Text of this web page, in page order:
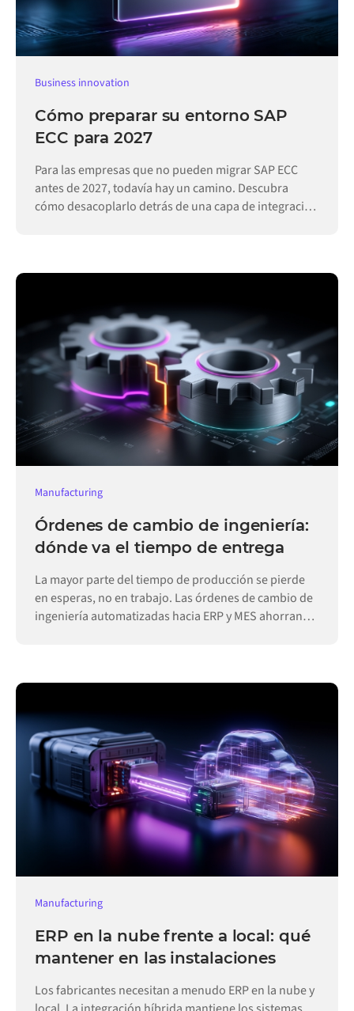
Business innovation
Cómo preparar su entorno SAP
ECC para 2027
Para las empresas que no pueden migrar SAP ECC
antes de 2027, todavía hay un camino. Descubra
cómo desacoplarlo detrás de una capa de integración
Manufacturing
Órdenes de cambio de ingeniería:
dónde va el tiempo de entrega
La mayor parte del tiempo de producción se pierde
en esperas, no en trabajo. Las órdenes de cambio de
ingeniería automatizadas hacia ERP y MES ahorran
Manufacturing
ERP en la nube frente a local: qué
mantener en las instalaciones
Los fabricantes necesitan a menudo ERP en la nube y